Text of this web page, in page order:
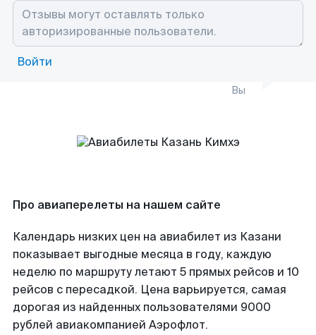
Войти
Вы
Про авиаперелеты на нашем сайте
Календарь низких цен на авиабилет из Казани
показывает выгодные месяца в году, каждую
неделю по маршруту летают 5 прямых рейсов и 10
рейсов с пересадкой. Цена варьируется, самая
дорогая из найденных пользователями 9000
рублей авиакомпанией Аэрофлот.